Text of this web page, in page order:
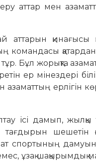
аттар мен
аттарын қинағысы
командасы
Бұл жорықта
ер мінездері
ерлігін
ісі дамып, жылқы
тағдырын шешетін
ат спортының
ұзақ шақырымдық